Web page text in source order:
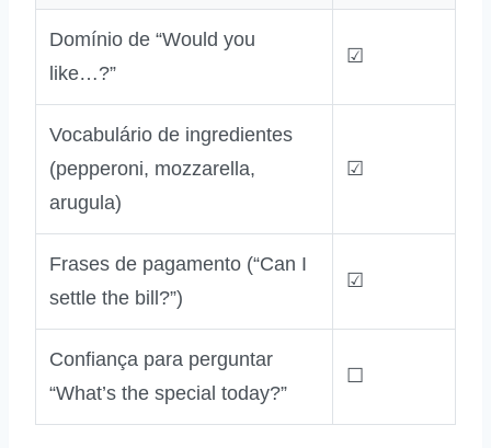
Domínio de “Would you
like…?”
☑
Vocabulário de ingredientes
(pepperoni, mozzarella,
arugula)
☑
Frases de pagamento (“Can I
settle the bill?”)
☑
Confiança para perguntar
“What’s the special today?”
☐